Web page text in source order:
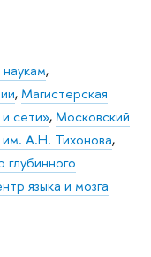
,
,Магистерская
сети»,Московский
им. А.Н. Тихонова,
глубинного
языка и мозга